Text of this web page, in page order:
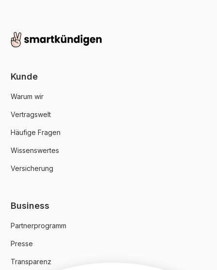
Kunde
Warum wir
Vertragswelt
Häufige Fragen
Wissenswertes
Versicherung
Business
Partnerprogramm
Presse
Transparenz